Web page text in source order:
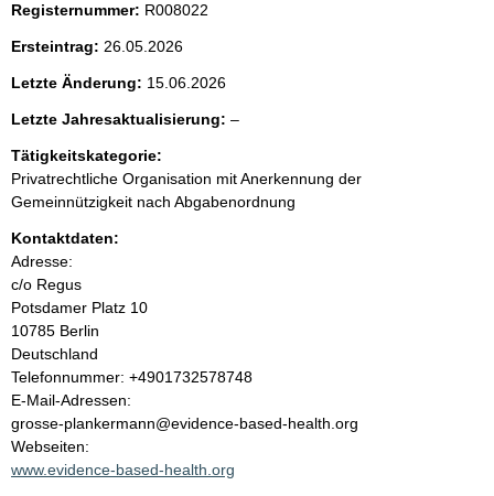
e
n
i
n
h
a
l
t
Registernummer: R008022
Ersteintrag: 26.05.2026
Letzte Änderung: 15.06.2026
Letzte Jahresaktualisierung: –l
r
Tätigkeitskategorie:
Privatrechtliche Organisation mit Anerkennung der
Gemeinnützigkeit nach Abgabenordnung
Kontaktdaten:
Adresse:
c/o Regus
Potsdamer Platz 10
10785 Berlin
Deutschland
K
o
n
t
a
Telefonnummer: +4901732578748
E-Mail-Adressen:
grosse-plankermann@evidence-based-health.org
Webseiten:
www.evidence-based-health.org